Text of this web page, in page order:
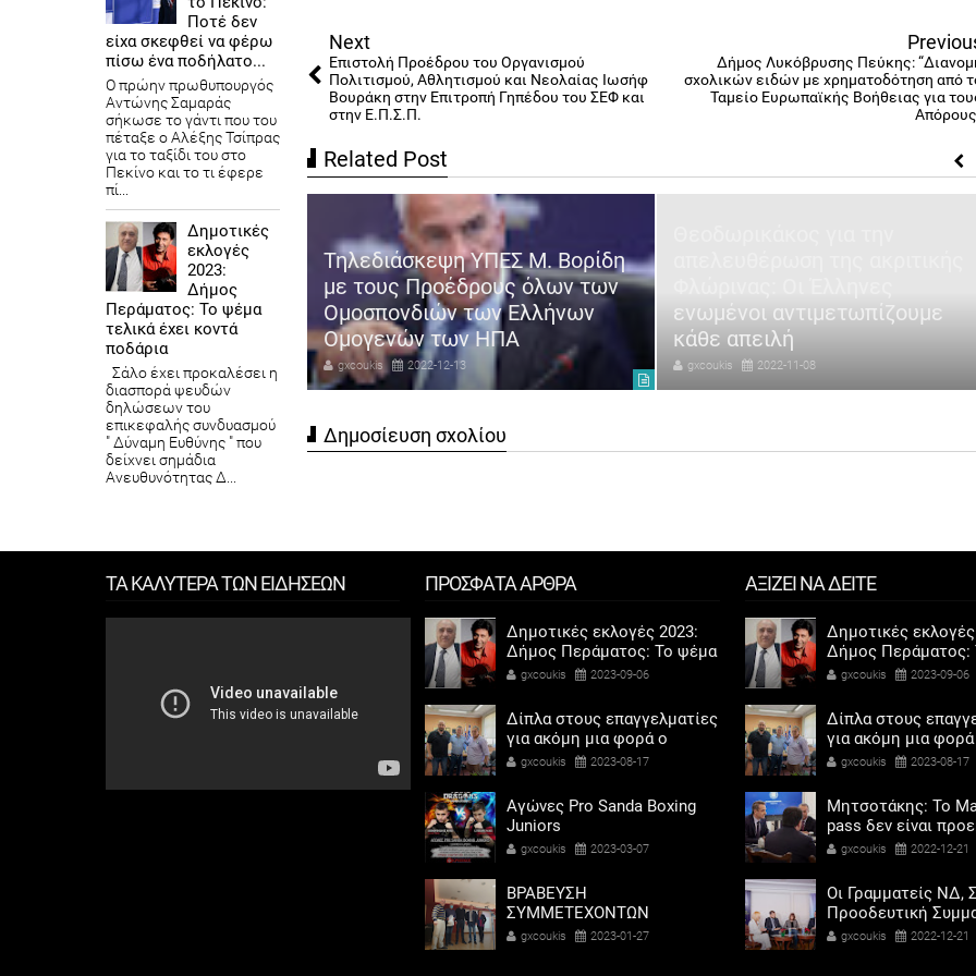
Next
Επιστολή Προέδρου του Οργανισμού
Πολιτισμού, Αθλητισμού και Νεολαίας Ιωσήφ
Βουράκη στην Επιτροπή Γηπέδου του ΣΕΦ και
στην Ε.Π.Σ.Π.
Δήμος Λυκόβρυσης Πεύκης:
σχολικών ειδών με χρηματοδότηση από
Ταμείο Ευρωπαϊκής Βοήθειας για
Related Post
Έτσι θα εφαρμοστεί
αξιολόγηση
Δημοσίων υπαλλήλων
2022-12-13
Τηλεδιάσκεψη ΥΠΕΣ Μ. Βορίδη
με τους Προέδρους όλων των
Ομοσπονδιών των Ελλήνων
Ομογενών των ΗΠΑ
gxcoukis 2022-12-13
ενωμένοι αντιμετωπίζουμε
κάθε απειλή
gxcoukis 2022-11-08
Δημοσίευση σχολίου
Ποτέ δεν
είχα σκεφθεί να φέρω
πίσω ένα ποδήλατο...
Ο πρώην πρωθυπουργός
Αντώνης Σαμαράς
σήκωσε το γάντι που του
πέταξε ο Αλέξης Τσίπρας
για το ταξίδι του στο
Πεκίνο και το τι έφερε
πί...
Δημοτικές
εκλογές
2023:
Δήμος
Περάματος: Το ψέμα
τελικά έχει κοντά
ποδάρια
Σάλο έχει προκαλέσει η
διασπορά ψευδών
δηλώσεων του
επικεφαλής συνδυασμού
" Δύναμη Ευθύνης " που
δείχνει σημάδια
Ανευθυνότητας Δ...
ΤΑ ΚΑΛΥΤΕΡΑ ΤΩΝ ΕΙΔΗΣΕΩΝ ΠΡΟΣΦΑΤΑ ΑΡΘΡΑ
Δημοτικές εκλογές 2023:
Δήμος Περάματος: Το ψέμα
τελικά έχει κοντά ποδάρια
gxcoukis 2023-09-06
Δίπλα στους επαγγελματίες
για ακόμη μια φορά ο
Αντιδήμαρχος προσόδων
Καψοκόλης
gxcoukis 2023-08-17
Αγώνες Pro Sanda Boxing
Juniors
gxcoukis 2023-03-07
ΒΡΑΒΕΥΣΗ
ΣΥΜΜΕΤΕΧΟΝΤΩΝ
ΣΧΟΛΕΙΩΝ ΣΤΟΝ ΤΟΠΙΚΟ
gxcoukis 2023-01-27
ΑΞΙΖΕΙ ΝΑ ΔΕΙΤΕ
Δημοτικές
Δήμος Περάματος:
τελικά έχει κοντά
gxcoukis 2023-09-06
Δίπλα στους
για ακόμη μια
Αντιδήμαρχος
Καψοκόλης
gxcoukis 2023-08-17
Μητσοτάκης: Το
pass δεν είναι
αντίδωρο -
gxcoukis 2022-12-21
Οι Γραμματείς ΝΔ,
Προοδευτική
ΠΑΣΟΚ - Κίνημα
gxcoukis 2022-12-21